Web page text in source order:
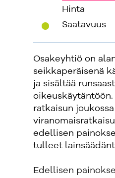
Hinta
Saatavuus
Osakeyhtiö on
seikkaperäisenä
ja sisältää
ratkaisun
edellisen
tulleet
Edellisen